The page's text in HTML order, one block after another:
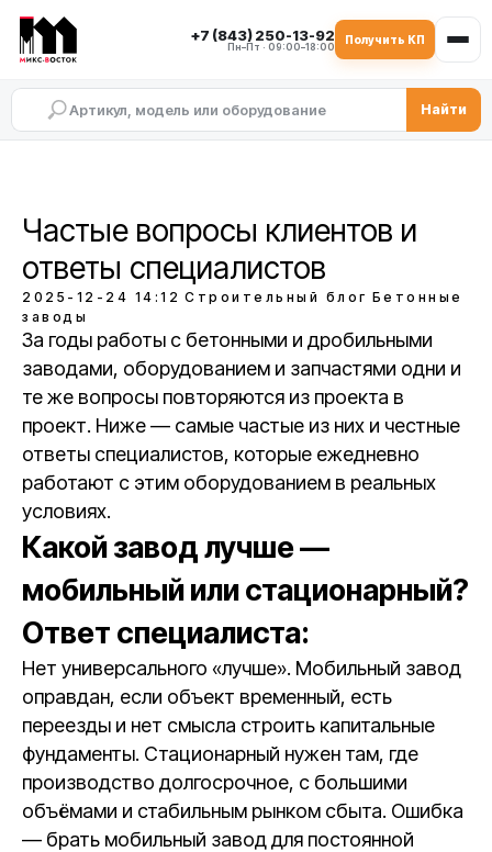
+7 (843) 250-13-92
Пн–Пт · 09:00–18:00
Получить КП
Найти
Частые вопросы клиентов и
ответы специалистов
2025-12-24 14:12 Строительный блог Бетонные
заводы
За годы работы с бетонными и дробильными
заводами, оборудованием и запчастями одни и
те же вопросы повторяются из проекта в
проект. Ниже — самые частые из них и честные
ответы специалистов, которые ежедневно
работают с этим оборудованием в реальных
условиях.
Какой завод лучше —
мобильный или стационарный?
Ответ специалиста:
Нет универсального «лучше». Мобильный завод
оправдан, если объект временный, есть
переезды и нет смысла строить капитальные
фундаменты. Стационарный нужен там, где
производство долгосрочное, с большими
объёмами и стабильным рынком сбыта. Ошибка
— брать мобильный завод для постоянной